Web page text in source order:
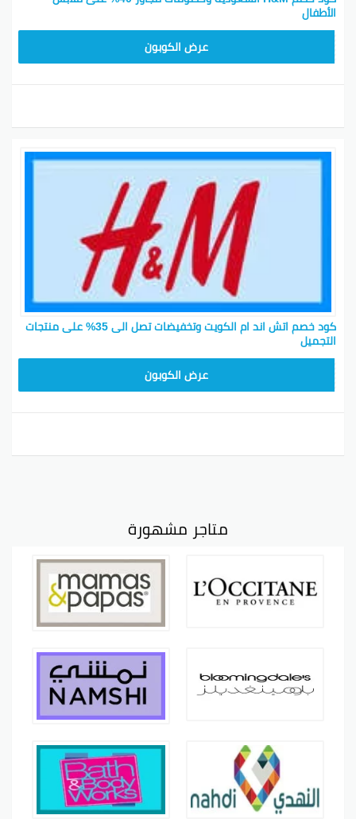
الأطفال
عرض الكوبون
كود خصم اتش اند ام الكويت وتخفيضات تصل الى 35% على منتجات
التجميل
عرض الكوبون
متاجر مشهورة